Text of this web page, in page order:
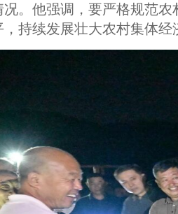
。他强调，要严格规范
持续发展壮大农村集体